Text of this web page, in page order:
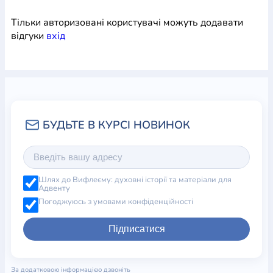
Тільки авторизовані користувачі можуть додавати
відгуки вхiд
Шлях до Вифлеєму: духовні історії та матеріали для
Адвенту
Погоджуюсь з умовами конфіденційності
Підписатися
За додатковою інформацією дзвоніть